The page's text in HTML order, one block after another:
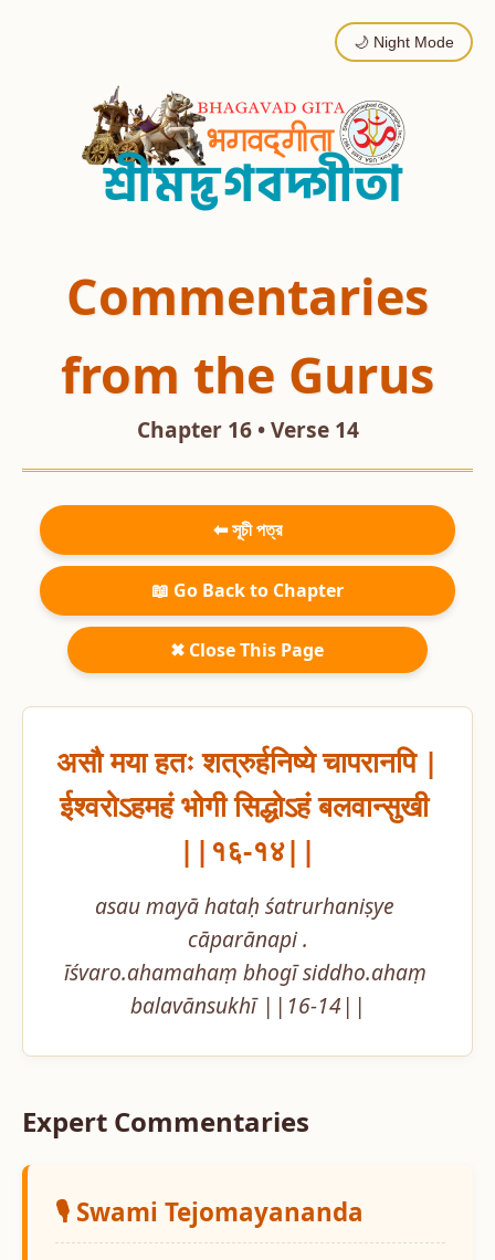
🌙 Night Mode
Commentaries
from the Gurus
Chapter 16 • Verse 14
⬅ সূচী পত্র
📖 Go Back to Chapter
✖ Close This Page
असौ मया हतः शत्रुर्हनिष्ये चापरानपि |
ईश्वरोऽहमहं भोगी सिद्धोऽहं बलवान्सुखी
||१६-१४||
asau mayā hataḥ śatrurhaniṣye
cāparānapi .
īśvaro.ahamahaṃ bhogī siddho.ahaṃ
balavānsukhī ||16-14||
Expert Commentaries
🎙️ Swami Tejomayananda